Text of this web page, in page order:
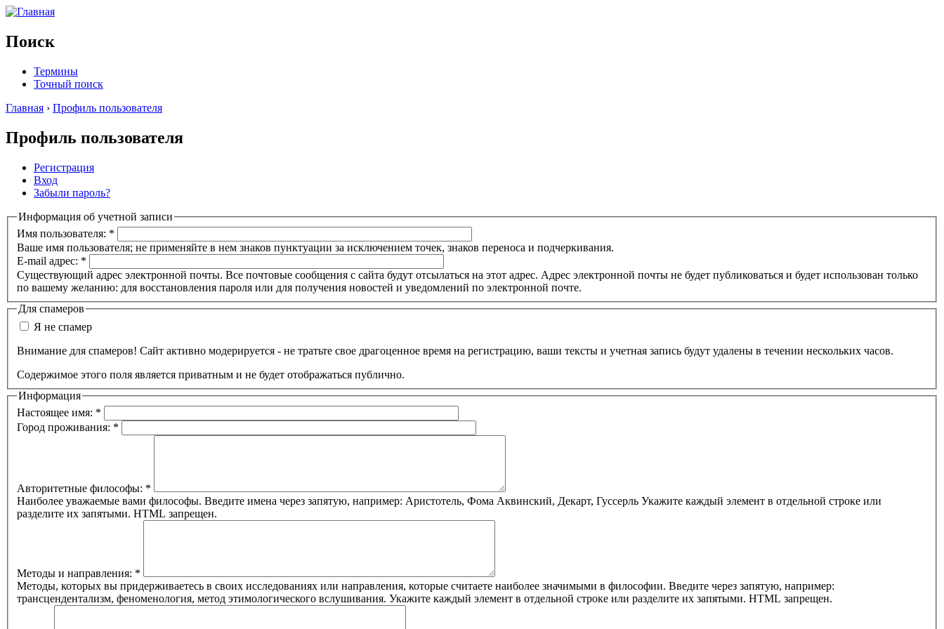
Поиск
Термины
Точный поиск
Главная › Профиль пользователя
Профиль пользователя
Регистрация
Вход
Забыли пароль?
Информация об учетной записи
Имя пользователя: *
Ваше имя пользователя; не применяйте в нем знаков пунктуации за исключением точек, знаков переноса и подчеркивания.
E-mail адрес: *
Существующий адрес электронной почты. Все почтовые сообщения с сайта будут отсылаться на этот адрес. Адрес электронной почты не будет публиковаться и будет использован только
по вашему желанию: для восстановления пароля или для получения новостей и уведомлений по электронной почте.
Для спамеров
Я не спамер
Внимание для спамеров! Сайт активно модерируется - не тратьте свое драгоценное время на регистрацию, ваши тексты и учетная запись будут удалены в течении нескольких часов.
Содержимое этого поля является приватным и не будет отображаться публично.
Информация
Настоящее имя: *
Город проживания: *
Авторитетные философы: *
Наиболее уважаемые вами философы. Введите имена через запятую, например: Аристотель, Фома Аквинский, Декарт, Гуссерль Укажите каждый элемент в отдельной строке или
разделите их запятыми. HTML запрещен.
Методы и направления: *
Методы, которых вы придерживаетесь в своих исследованиях или направления, которые считаете наиболее значимыми в философии. Введите через запятую, например:
трансцендентализм, феноменология, метод этимологического вслушивания. Укажите каждый элемент в отдельной строке или разделите их запятыми. HTML запрещен.